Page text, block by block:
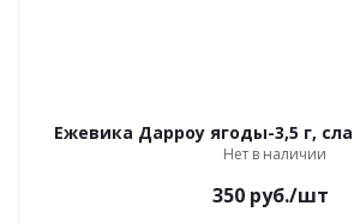
Ежевика Дарроу ягоды-3,5 г,
Нет в наличии
350руб./шт